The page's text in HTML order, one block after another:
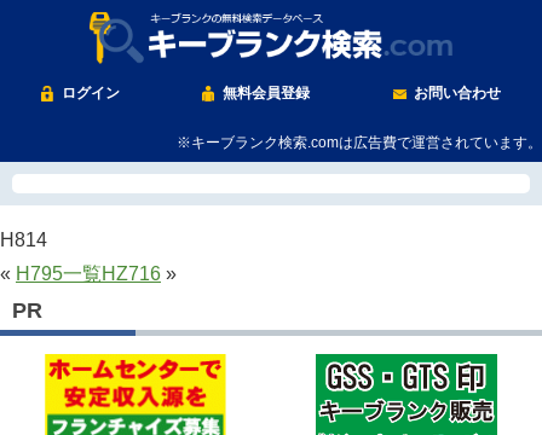
ログイン 無料会員登録 お問い合わせ
※キーブランク検索.comは広告費で運営されています。
H814
« H795一覧HZ716 »
PR